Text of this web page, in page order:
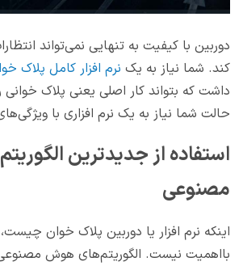
دوربین با کیفیت به تنهایی نمی‌تواند
کند. شما نیاز به یک نرم افزار کامل پلاک
داشت که بتواند کار اصلی یعنی پلاک خوانی
حالت شما نیاز به یک نرم افزاری با
استفاده از جدیدترین
مصنوعی
اینکه نرم افزار یا دوربین پلاک خوان
بااهمیت نیست. الگوریتم‌های هوش